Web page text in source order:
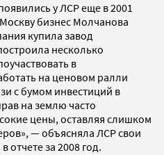
у ЛСР еще в 2001
бизнес Молчанова
купила завод
несколько
в
на ценовом ралли
с бумом инвестиций в
на землю часто
цены, оставляя слишком
— объясняла ЛСР свои
отчете за 2008 год.